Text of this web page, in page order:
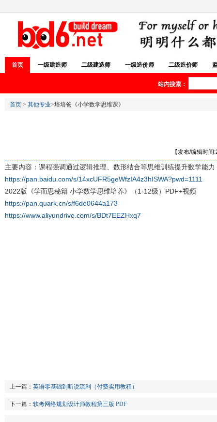
首页 一级建造师 二级建造师 一级造价师 二级造价师
站内搜索：
首页 > 其他专业>培培爸《小学数学思维课》
【发布/编辑时
主要内容：课程强调通过逻辑推理、数形结合等思维训练提升数学能
https://pan.baidu.com/s/14xcUFR5geWfzIA4z3hISWA?pwd=1111
2022版《学而思秘籍 小学数学思维培养》（1-12级）PDF+视频
https://pan.quark.cn/s/f6de0644a173
https://www.aliyundrive.com/s/BDt7EEZHxq7
上一篇： 英语零基础到听说流利（付费实用教程）
下一篇： 软考网络规划设计师教程第三版 PDF